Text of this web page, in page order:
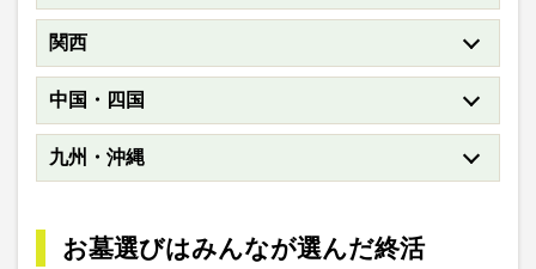
関西
中国・四国
九州・沖縄
お墓選びはみんなが選んだ終活